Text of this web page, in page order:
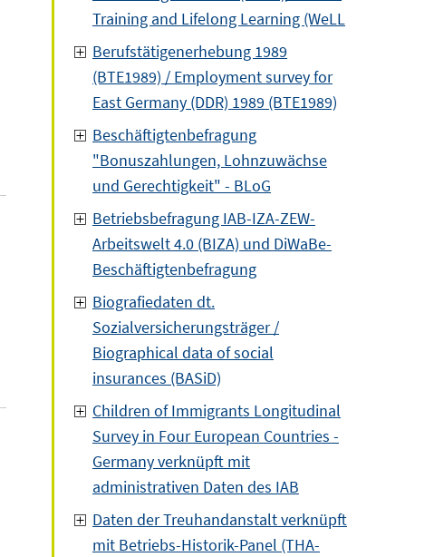
Training and Lifelong Learning (WeLL
Berufstätigenerhebung 1989
(BTE1989) / Employment survey for
East Germany (DDR) 1989 (BTE1989)
Beschäftigtenbefragung
"Bonuszahlungen, Lohnzuwächse
und Gerechtigkeit" - BLoG
Betriebsbefragung IAB-IZA-ZEW-
Arbeitswelt 4.0 (BIZA) und DiWaBe-
Beschäftigtenbefragung
Biografiedaten dt.
Sozialversicherungsträger /
Biographical data of social
insurances (BASiD)
Children of Immigrants Longitudinal
Survey in Four European Countries -
Germany verknüpft mit
administrativen Daten des IAB
Daten der Treuhandanstalt verknüpft
mit Betriebs-Historik-Panel (THA-